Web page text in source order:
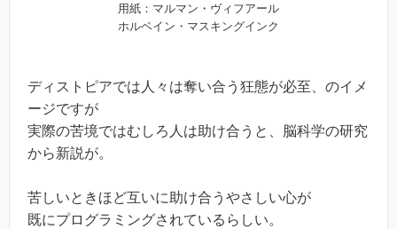
用紙：マルマン・ヴィフアール
ホルベイン・マスキングインク
ディストピアでは人々は奪い合う狂態が必至、のイメ
ージですが
実際の苦境ではむしろ人は助け合うと、脳科学の研究
から新説が。
苦しいときほど互いに助け合うやさしい心が
既にプログラミングされているらしい。